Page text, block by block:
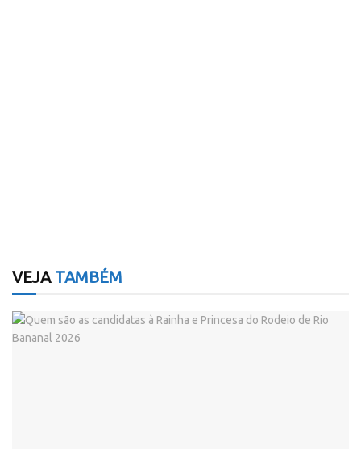
VEJATAMBÉM